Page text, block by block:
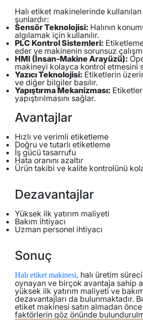
Halı etiket makinelerinde
şunlardır:
Sensör Teknolojisi: Halının
algılamak için kullanılır.
PLC Kontrol Sistemleri:
eder ve makinenin sorunsuz
HMI (İnsan-Makine Arayüzü):
makineyi kolayca kontrol etmesini
Yazıcı Teknolojisi: Etiketlerin
ve diğer bilgiler basılır.
Yapıştırma Mekanizması:
yapıştırılmasını sağlar.
Avantajlar
Hızlı ve verimli etiketleme
Doğru ve tutarlı etiketleme
İş gücü tasarrufu
Hata oranını azaltır
Ürün takibi ve kalite kontrolünü
Dezavantajlar
Yüksek ilk yatırım maliyeti
Bakım ihtiyacı
Uzman personel ihtiyacı
Sonuç
Halı etiket makinesi, halı üretim
oynayan ve birçok avantaja sahip
yüksek ilk yatırım maliyeti ve
dezavantajları da bulunmaktadır.
etiket makinesi satın almadan
faktörlerin göz önünde